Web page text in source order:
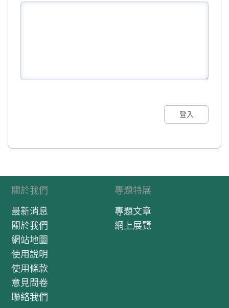
登入
關於我們
最新消息
關於我們
網站地圖
使用說明
使用條款
意見問卷
聯絡我們
專題特展
專題文章
網上展覽